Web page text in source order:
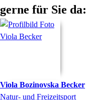
gerne für Sie da:
Viola Bozinovska Becker
Natur- und Freizeitsport